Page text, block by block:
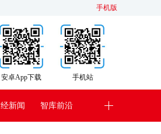
手机版
手机站
安卓App下载
新闻 智库前沿